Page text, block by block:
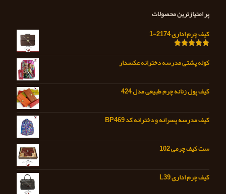
پر امتیازترین محصولات
کیف چرم اداری 2174-1
کوله پشتی مدرسه دخترانه عکسدار
کیف پول زنانه چرم طبیعی مدل 424
کیف مدرسه پسرانه و دخترانه کد BP469
ست کیف چرمی 102
کیف چرم اداری L39